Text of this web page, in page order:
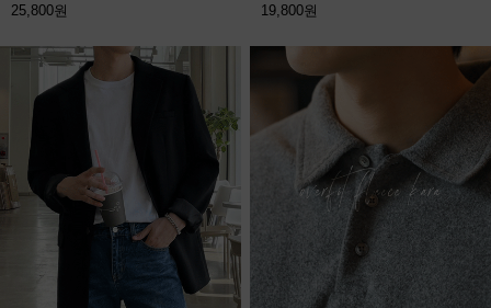
25,800원 19,800원